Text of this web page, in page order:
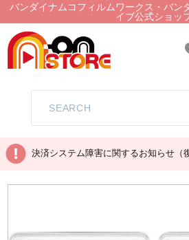
バンダイナムコフィルムワークス・バン
イブ公式ショッ
決済システム障害に関するお知らせ（